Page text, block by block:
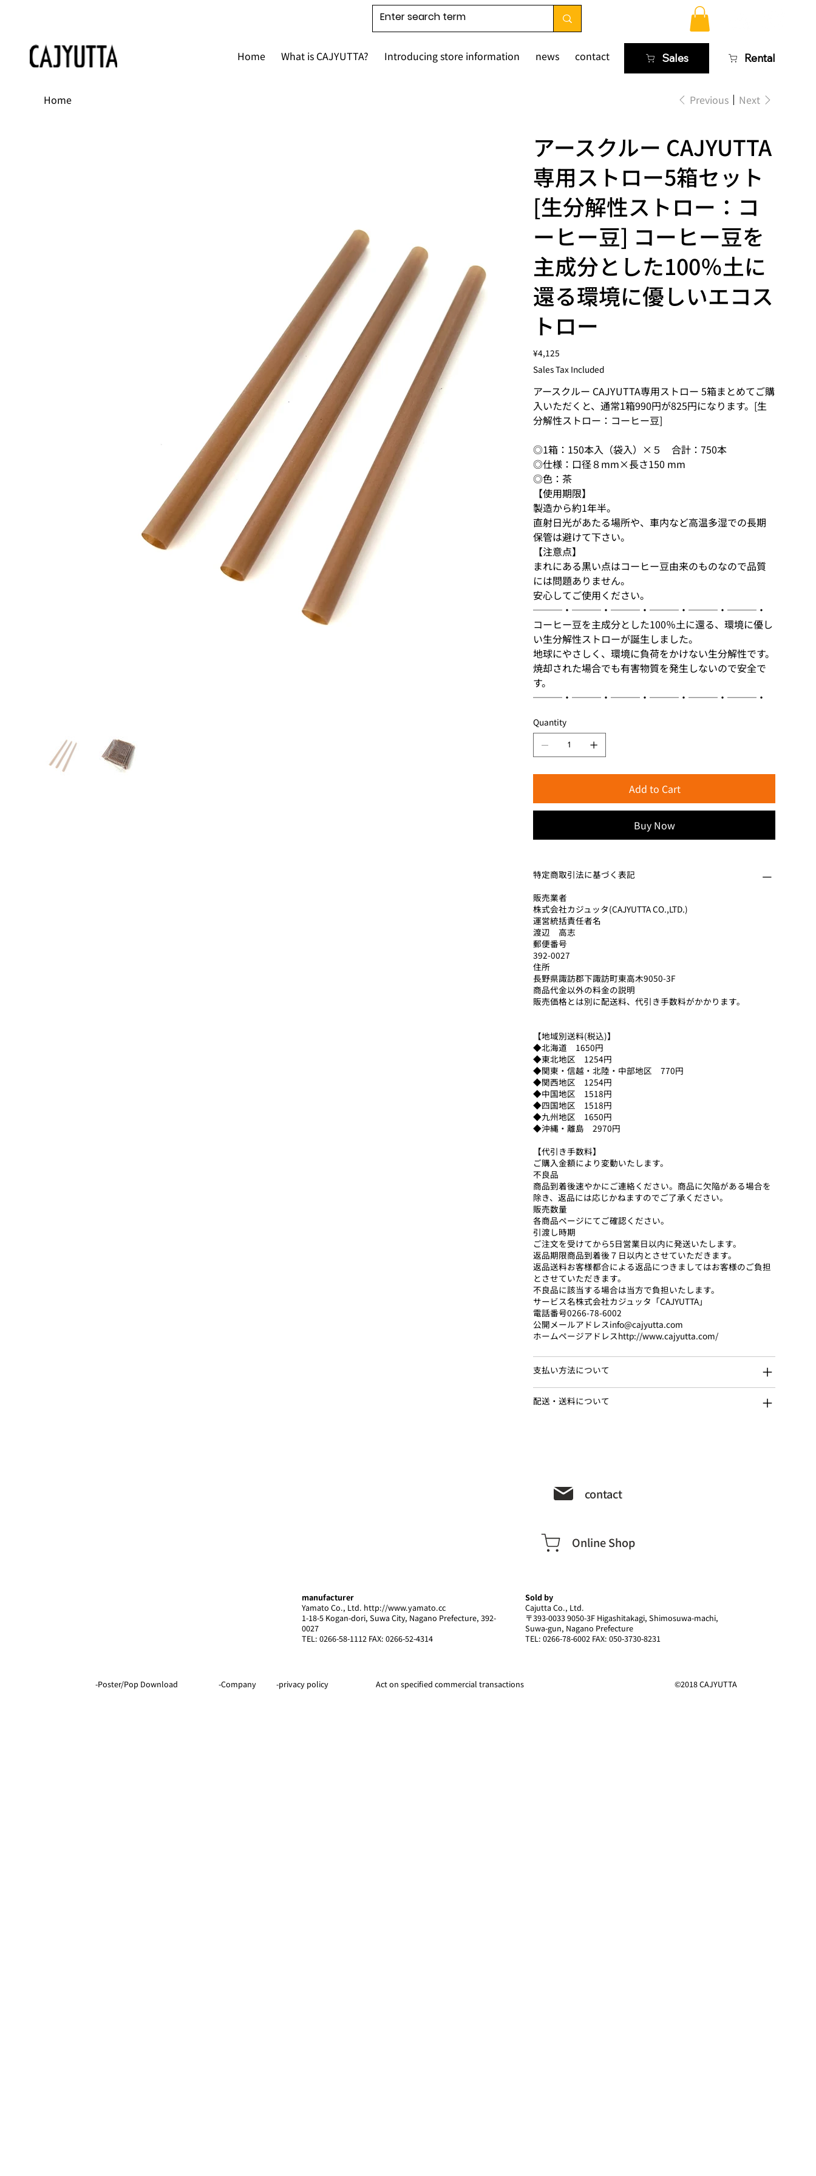
Home What is CAJYUTTA? Introducing store information news contact Sales Rental
Home Previous Next
アースクルー CAJYUTTA
専用ストロー5箱セット
[生分解性ストロー：コ
ーヒー豆] コーヒー豆を
主成分とした100％土に
還る環境に優しいエコス
トロー
Price
¥4,125
Sales Tax Included
アースクルー CAJYUTTA専用ストロー 5箱まとめてご購
入いただくと、通常1箱990円が825円になります。[生
分解性ストロー：コーヒー豆]
◎1箱：150本入（袋入）×５ 合計：750本
◎仕様：口径８mm×長さ150 mm
◎色：茶
【使用期限】
製造から約1年半。
直射日光があたる場所や、車内など高温多湿での長期
保管は避けて下さい。
【注意点】
まれにある黒い点はコーヒー豆由来のものなので品質
には問題ありません。
安心してご使用ください。
───・───・───・───・───・───・
コーヒー豆を主成分とした100％土に還る、環境に優し
い生分解性ストローが誕生しました。
地球にやさしく、環境に負荷をかけない生分解性です。
焼却された場合でも有害物質を発生しないので安全で
す。
───・───・───・───・───・───・
Quantity
Add to Cart
Buy Now
特定商取引法に基づく表記
販売業者
株式会社カジュッタ(CAJYUTTA CO.,LTD.)
運営統括責任者名
渡辺 高志
郵便番号
392-0027
住所
長野県諏訪郡下諏訪町東高木9050-3F
商品代金以外の料金の説明
販売価格とは別に配送料、代引き手数料がかかります。
【地域別送料(税込)】
◆北海道 1650円
◆東北地区 1254円
◆関東・信越・北陸・中部地区 770円
◆関西地区 1254円
◆中国地区 1518円
◆四国地区 1518円
◆九州地区 1650円
◆沖縄・離島 2970円
【代引き手数料】
ご購入金額により変動いたします。
不良品
商品到着後速やかにご連絡ください。商品に欠陥がある場合を
除き、返品には応じかねますのでご了承ください。
販売数量
各商品ページにてご確認ください。
引渡し時期
ご注文を受けてから5日営業日以内に発送いたします。
返品期限商品到着後７日以内とさせていただきます。
返品送料お客様都合による返品につきましてはお客様のご負担
とさせていただきます。
不良品に該当する場合は当方で負担いたします。
サービス名株式会社カジュッタ「CAJYUTTA」
電話番号0266-78-6002
公開メールアドレスinfo@cajyutta.com
ホームページアドレスhttp://www.cajyutta.com/
支払い方法について
配送・送料について
manufacturer
Yamato Co., Ltd. http://www.yamato.cc
1-18-5 Kogan-dori, Suwa City, Nagano Prefecture, 392-
0027
TEL: 0266-58-1112 FAX: 0266-52-4314
Sold by
Cajutta Co., Ltd.
〒393-0033 9050-3F Higashitakagi, Shimosuwa-machi,
Suwa-gun, Nagano Prefecture
TEL: 0266-78-6002 FAX: 050-3730-8231
contact
Online Shop
-Poster/Pop Download -Company -privacy policy ©2018 CAJYUTTA
Act on specified commercial transactions